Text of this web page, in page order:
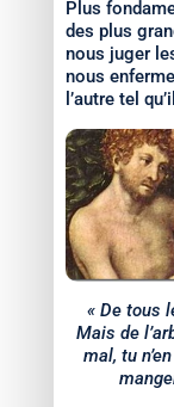
Plus
des plus
nous juger
nous
l’autre tel
« De tous
Mais de
mal, tu